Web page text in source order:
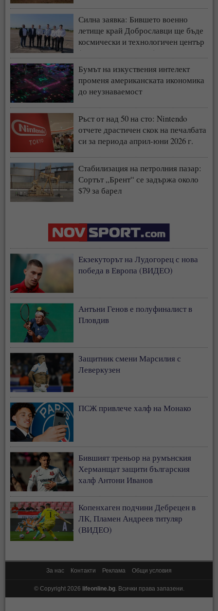
Силна заявка: Бившето военно
летище край Доброславци ще бъде
космически и технологичен център
(СНИМКИ + ВИДЕО)
Бумът на изкуствения интелект
променя американската икономика
до неузнаваемост
Ръст от над 50 на сто: Nintendo
отчете драстичен скок на печалбата
си за периода април-юни 2026 г.
Стабилизация на петролния пазар:
Сортът „Брент“ се задържа около
$79 за барел
Екзекуторът на Лудогорец с нова
победа в Европа (ВИДЕО)
Антъни Генов е полуфиналист в
Пловдив
Защитник смени Марсилия с
Леверкузен
ПСЖ привлече халф на Монако
Бившият треньор на румънския
Херманщат защити българския
халф Антони Иванов
Копенхаген подчини Дебрецен в
ЛК, Пламен Андреев титуляр
(ВИДЕО)
За нас Контакти Реклама Общи условия
© Copyright 2026 lifeonline.bg. Всички права запазени.